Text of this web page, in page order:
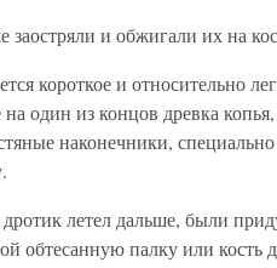
и обжигали их на
короткое и относительно
один из концов древка
наконечники,
летел дальше, были
обтесанную палку или